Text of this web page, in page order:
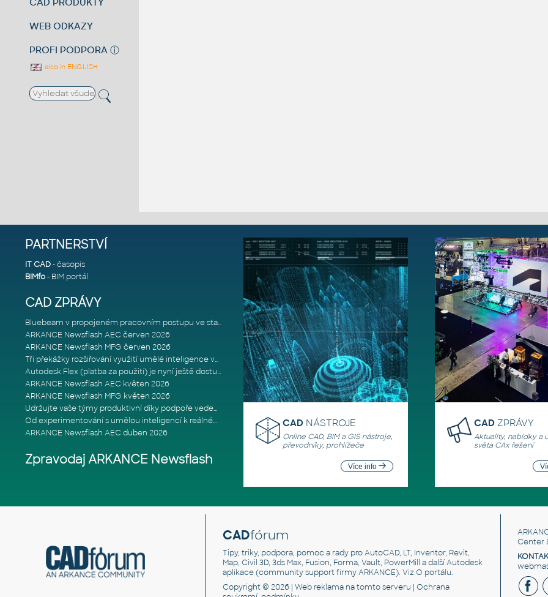
WEB ODKAZY
PROFI PODPORA ⓘ
also in ENGLISH
PARTNERSTVÍ
IT CAD- časopis
BIMfo- BIM portál
CAD ZPRÁVY
Bluebeam v propojeném pracovním postupu ve stavebnictví: Proč je int
ARKANCE Newsflash AEC červen 2026
ARKANCE Newsflash MFG červen 2026
Tři překážky rozšiřování využití umělé inteligence ve stavebním prům
Autodesk Flex (platba za použití) je nyní ještě dostupnější
ARKANCE Newsflash AEC květen 2026
ARKANCE Newsflash MFG květen 2026
Udržujte vaše týmy produktivní díky podpoře vedené odborníky
Od experimentování s umělou inteligencí k reálnému dopadu na podniká
ARKANCE Newsflash AEC duben 2026
Zpravodaj ARKANCE Newsflash
CAD NÁSTROJE
Online CAD, BIM a GIS nástroje,
převodníky, prohlížeče
Více info
CAD ZPRÁVY
Aktuality, nabídky a
světa CAx řešení
CADfórum
Tipy, triky, podpora, pomoc a rady pro AutoCAD, LT, Inventor, Revit,
Map, Civil 3D, 3ds Max, Fusion, Forma, Vault, PowerMill a další Autodesk
aplikace (community support firmy ARKANCE). Viz O portálu.
Copyright © 2026 | Web reklamana tomto serveru | Ochrana
Center